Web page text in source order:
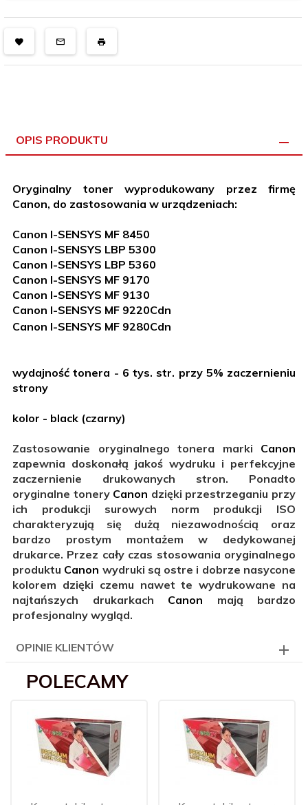
OPIS PRODUKTU
Oryginalny toner wyprodukowany przez firmę
Canon, do zastosowania w urządzeniach:
Canon I-SENSYS MF 8450
Canon I-SENSYS LBP 5300
Canon I-SENSYS LBP 5360
Canon I-SENSYS MF 9170
Canon I-SENSYS MF 9130
Canon I-SENSYS MF 9220Cdn
Canon I-SENSYS MF 9280Cdn
wydajność tonera - 6 tys. str. przy 5% zaczernieniu
strony
kolor - black (czarny)
Zastosowanie oryginalnego tonera marki Canon
zapewnia doskonałą jakoś wydruku i perfekcyjne
zaczernienie drukowanych stron. Ponadto
oryginalne tonery Canon dzięki przestrzeganiu przy
ich produkcji surowych norm produkcji ISO
charakteryzują się dużą niezawodnością oraz
bardzo prostym montażem w dedykowanej
drukarce. Przez cały czas stosowania oryginalnego
produktu Canon wydruki są ostre i dobrze nasycone
kolorem dzięki czemu nawet te wydrukowane na
najtańszych drukarkach Canon mają bardzo
profesjonalny wygląd.
OPINIE KLIENTÓW
POLECAMY